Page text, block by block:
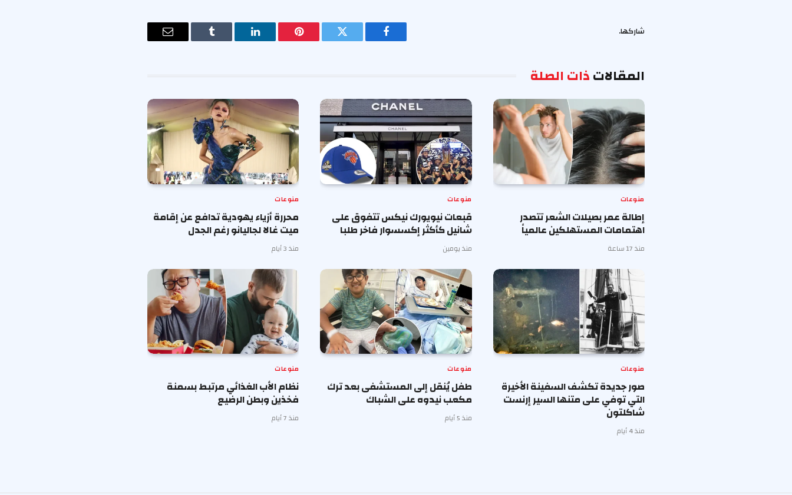
شاركها.
فيسبوك تويتر بينتيريستلينكدإن Tumblr
البريد
المقالاتذات الصلة
منوعات
إطالة عمر بصيلات الشعر تتصدر
اهتمامات المستهلكين عالمياً
منذ 17 ساعة
منوعات
قبعات نيويورك نيكس تتفوق على
شانيل كأكثر إكسسوار فاخر طلبا
منذ يومين
منوعات
محررة أزياء يهودية تدافع عن إقامة
ميت غالا لجاليانو رغم الجدل
منذ 3 أيام
منوعات
صور جديدة تكشف السفينة الأخيرة
التي توفي على متنها السير إرنست
شاكلتون
منذ 4 أيام
منوعات
طفل يُنقل إلى المستشفى بعد ترك
مكعب نيدوه على الشباك
منذ 5 أيام
منوعات
نظام الأب الغذائي مرتبط بسمنة
فخذين وبطن الرضيع
منذ 7 أيام